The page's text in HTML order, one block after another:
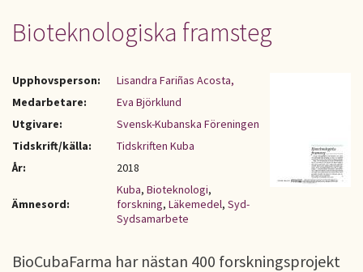
Bioteknologiska framsteg
Upphovsperson:
Lisandra Fariñas Acosta,
Medarbetare:
Eva Björklund
Utgivare:
Svensk-Kubanska Föreningen
Tidskrift/källa:
Tidskriften Kuba
År:
2018
Ämnesord:
Kuba, Bioteknologi,
forskning, Läkemedel, Syd-
Sydsamarbete
BioCubaFarma har nästan 400 forskningsprojekt